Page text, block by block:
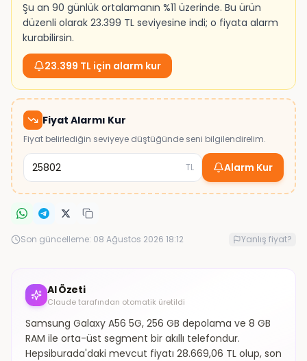
Şu an 90 günlük ortalamanın %11 üzerinde. Bu ürün
düzenli olarak 23.399 TL seviyesine indi; o fiyata alarm
kurabilirsin.
23.399 TL için alarm kur
Fiyat Alarmı Kur
Fiyat belirlediğin seviyeye düştüğünde seni bilgilendirelim.
TL Alarm Kur
Son güncelleme: 08 Ağustos 2026 18:12 Yanlış fiyat?
AI Özeti
Claude tarafından otomatik üretildi
Samsung Galaxy A56 5G, 256 GB depolama ve 8 GB
RAM ile orta-üst segment bir akıllı telefondur.
Hepsiburada'daki mevcut fiyatı 28.669,06 TL olup, son